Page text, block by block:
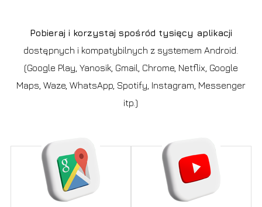
Pobieraj i korzystaj spośród tysięcy aplikacji
dostępnych i kompatybilnych z systemem Android.
(Google Play, Yanosik, Gmail, Chrome, Netflix, Google
Maps, Waze, WhatsApp, Spotify, Instagram, Messenger
itp.)